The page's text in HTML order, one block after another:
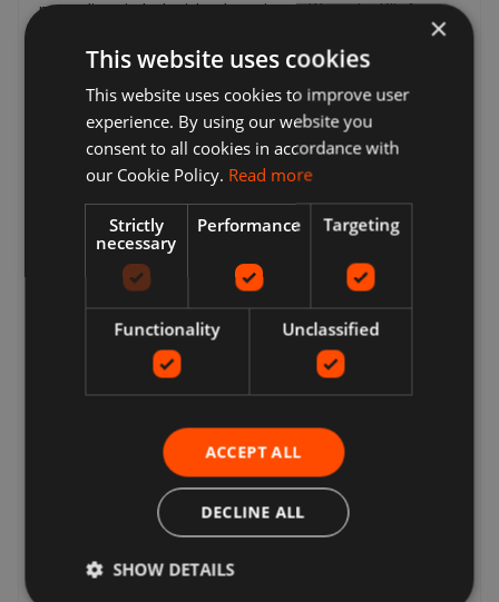
muss diese jedoch nicht akzeptieren. Wenn der Käufer
zurückgeben möchte, muss er möglicherweise die
Rückgabebedingungen des Verkäufers. Verkäufer können
dem Käufer eine Rücksendeadresse und zusätzliche
Rücksendeportoinformationen zur Verfügung stellen.
Verkäufer zahlen für das Rückporto, wenn es ein Problem
mit der Auflistungsbeschreibung übereinstimmt,
beschädigt oder defekt ist oder gefälscht ist. Laut Gesetz
haben Kunden in der Europäischen Union auch das Recht,
den Kauf eines Artikels innerhalb von 14 Tagen ab dem
Tag zu stornieren, an dem Sie die letzte von Ihnen
bestellte Ware erhalten, oder ein von Ihnen angegebener
Dritter (außer dem Spediteur) (falls separat geliefert).
Dies gilt für alle Produkte mit Ausnahme von digitalen
Bestätigung zur Verfügung gestellt werden, sowie für
andere Artikel wie Video, DVD, Audio, Videospiele, Sex- und
Sinnlichkeitsprodukte und Softwareprodukte, bei denen
der Artikel verwendet wurde nicht versiegelt.
Rückerstattungen
Verkäufer müssen nur dann eine Rückerstattung für
×
This website uses cookies
This website uses cookies to improve user
experience. By using our website you
consent to all cookies in accordance with
our Cookie Policy. Read more
Strictly
necessary
Performance Targeting
Functionality Unclassified
ACCEPT ALL
DECLINE ALL
SHOW DETAILS